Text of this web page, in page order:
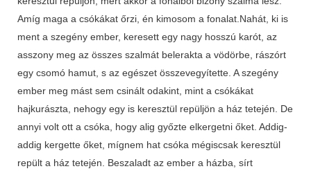
Amíg maga a csókákat őrzi, én kimosom a fonalat.Nahát, ki is
ment a szegény ember, keresett egy nagy hosszú karót, az
asszony meg az összes szalmát belerakta a vödörbe, rászórt
egy csomó hamut, s az egészet összevegyítette. A szegény
ember meg mást sem csinált odakint, mint a csókákat
hajkurászta, nehogy egy is keresztül repüljön a ház tetején. De
annyi volt ott a csóka, hogy alig győzte elkergetni őket. Addig-
addig kergette őket, mígnem hat csóka mégiscsak keresztül
repült a ház tetején. Beszaladt az ember a házba, sírt